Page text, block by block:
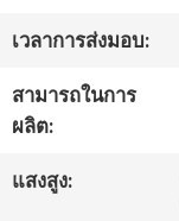
ทัวร์
โรงงาน
ควบคุม
เวลาการส่งมอบ:
สามารถในการ
ผลิต:
แสงสูง: